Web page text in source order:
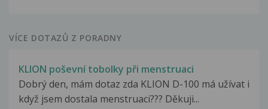
VÍCE DOTAZŮ Z PORADNY
KLION poševní tobolky při menstruaci
Dobrý den, mám dotaz zda KLION D-100 má užívat i
když jsem dostala menstruaci??? Děkuji...